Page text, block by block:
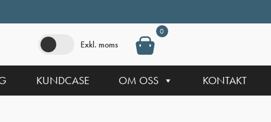
Exkl. moms
0
KUNDCASE OM OSS KONTAKT